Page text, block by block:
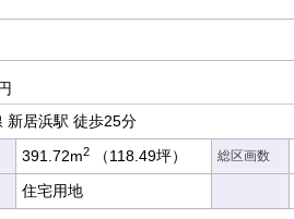
新居浜駅 徒歩25分
391.72m2 （118.49坪） 総区画数
住宅用地